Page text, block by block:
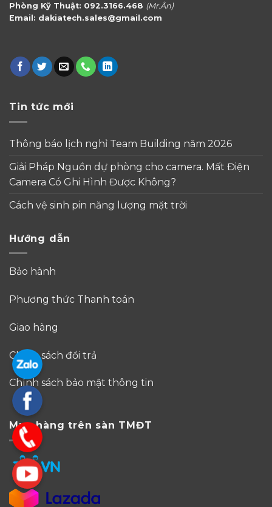
Phòng Kỹ Thuật: 092.3166.468 (Mr.Ân)
Email: dakiatech.sales@gmail.com
Tin tức mới
Thông báo lịch nghỉ Team Building năm 2026
Giải Pháp Nguồn dự phòng cho camera. Mất Điện
Camera Có Ghi Hình Được Không?
Cách vệ sinh pin năng lượng mặt trời
Hướng dẫn
Bảo hành
Phương thức Thanh toán
Giao hàng
Chính sách đổi trả
Chính sách bảo mật thông tin
Mua hàng trên sàn TMĐT